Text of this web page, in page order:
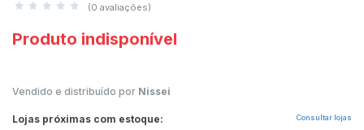
(0 avaliações)
Produto indisponível
Vendido e distribuído por Nissei
Lojas próximas com estoque: Consultar lojas